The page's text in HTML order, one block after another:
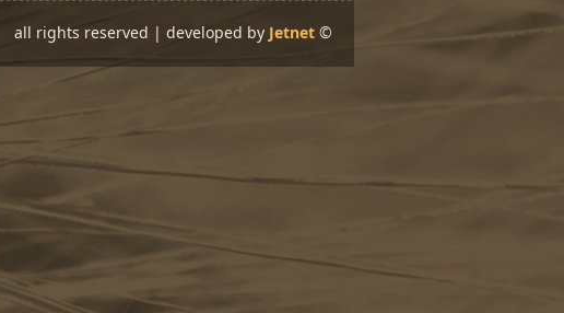
all rights reserved | developed by Jetnet ©